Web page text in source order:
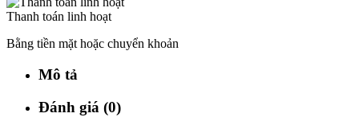
Thanh toán linh hoạt
Bằng tiền mặt hoặc chuyển khoản
Mô tả
Đánh giá (0)